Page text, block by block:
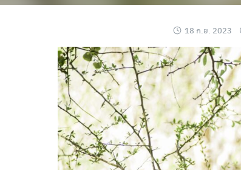
18 ก.ย. 2023